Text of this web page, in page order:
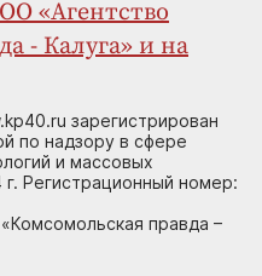
«Агентство
- Калуга» и на
зарегистрирован
по надзору в сфере
и массовых
г. Регистрационный номер:
правда –